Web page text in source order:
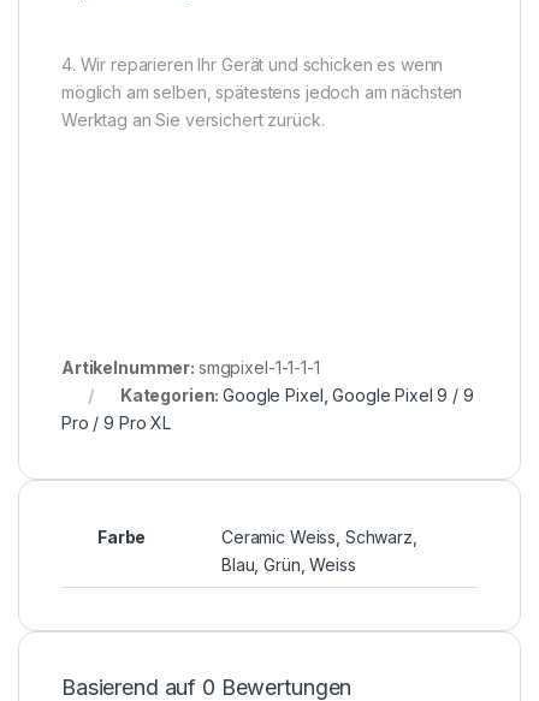
4. Wir reparieren Ihr Gerät und schicken es wenn
möglich am selben, spätestens jedoch am nächsten
Werktag an Sie versichert zurück.
Artikelnummer: smgpixel-1-1-1-1
Kategorien:Google Pixel ,Google Pixel 9 / 9
Pro / 9 Pro XL
Farbe
Ceramic Weiss, Schwarz,
Blau, Grün, Weiss
Basierend auf 0 Bewertungen